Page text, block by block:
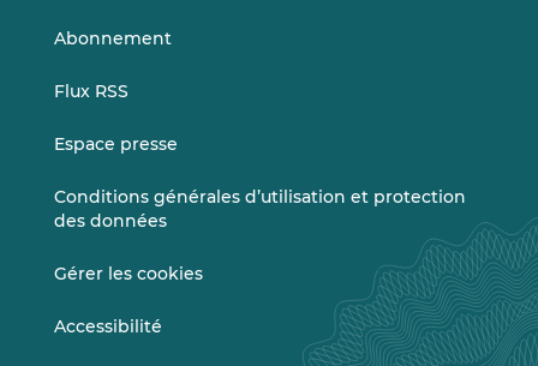
Abonnement
Flux RSS
Espace presse
Conditions générales d’utilisation et protection
des données
Gérer les cookies
Accessibilité